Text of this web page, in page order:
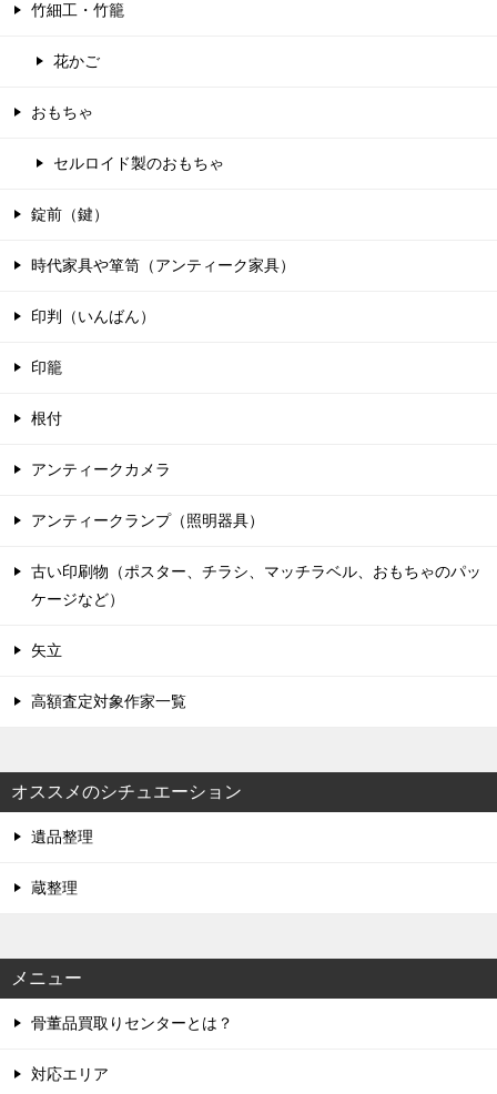
竹細工・竹籠
花かご
おもちゃ
セルロイド製のおもちゃ
錠前（鍵）
時代家具や箪笥（アンティーク家具）
印判（いんばん）
印籠
根付
アンティークカメラ
アンティークランプ（照明器具）
古い印刷物（ポスター、チラシ、マッチラベル、おもちゃのパッ
ケージなど）
矢立
高額査定対象作家一覧
オススメのシチュエーション
遺品整理
蔵整理
メニュー
骨董品買取りセンターとは？
対応エリア